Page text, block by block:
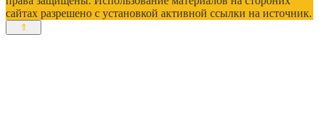
сайтах разрешено с установкой активной ссылки на источник.